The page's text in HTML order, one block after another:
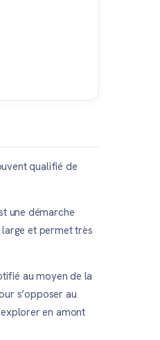
qualifié de
une démarche
large et permet très
au moyen de la
s’opposer au
en amont